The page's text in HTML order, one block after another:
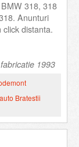
318, 318
Anunturi
distanta.
1993
Bratestii